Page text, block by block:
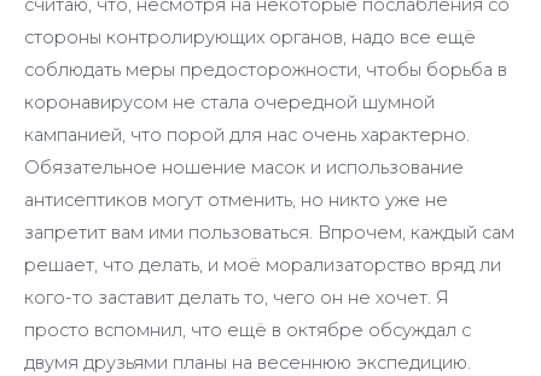
считаю, что, несмотря на некоторые послабления со
стороны контролирующих органов, надо все ещё
соблюдать меры предосторожности, чтобы борьба в
коронавирусом не стала очередной шумной
кампанией, что порой для нас очень характерно.
Обязательное ношение масок и использование
антисептиков могут отменить, но никто уже не
запретит вам ими пользоваться. Впрочем, каждый сам
решает, что делать, и моё морализаторство вряд ли
кого-то заставит делать то, чего он не хочет. Я
просто вспомнил, что ещё в октябре обсуждал с
двумя друзьями планы на весеннюю экспедицию.